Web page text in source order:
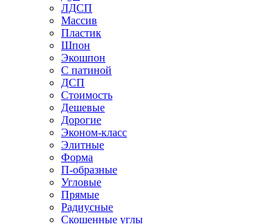
ЛДСП
Массив
Пластик
Шпон
Экошпон
С патиной
ДСП
Стоимость
Дешевые
Дорогие
Эконом-класс
Элитные
Форма
П-образные
Угловые
Прямые
Радиусные
Скошенные углы